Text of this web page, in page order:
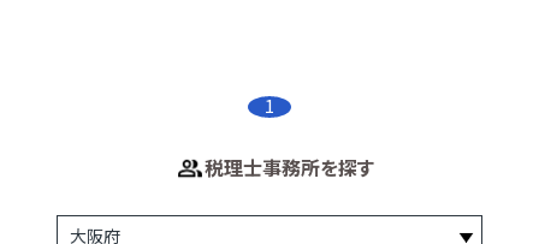
1
税理士事務所を探す